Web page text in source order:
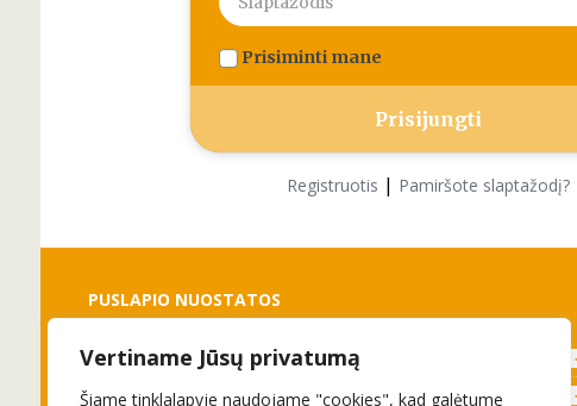
Vertiname Jūsų privatumą
Šiame tinklalapyje naudojame "cookies", kad galėtume
Prisiminti mane
Registruotis | Pamiršote slaptažodį?
PUSLAPIO NUOSTATOS
Slapukai
Privatumo politika